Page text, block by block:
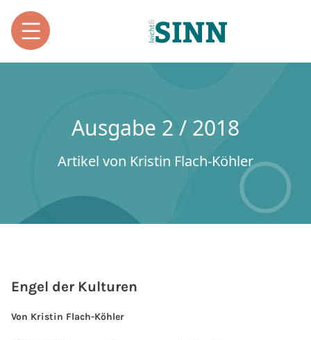
Ausgabe 2 / 2018
Artikel von Kristin Flach-Köhler
Engel der Kulturen
Von Kristin Flach-Köhler